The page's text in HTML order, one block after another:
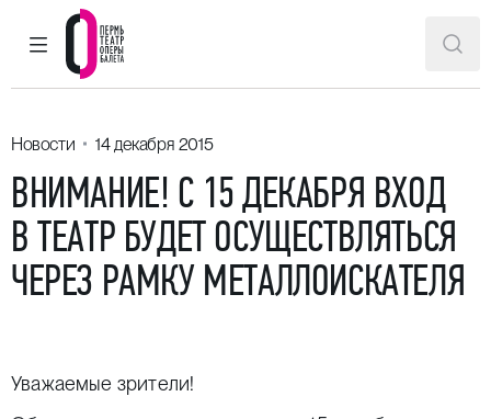
ГЛАВНОЕ МЕНЮ
Пермский театр оперы и балета
Новости 14 декабря 2015
ВНИМАНИЕ! С 15 ДЕКАБРЯ ВХОД
В ТЕАТР БУДЕТ ОСУЩЕСТВЛЯТЬСЯ
ЧЕРЕЗ РАМКУ МЕТАЛЛОИСКАТЕЛЯ
Уважаемые зрители!